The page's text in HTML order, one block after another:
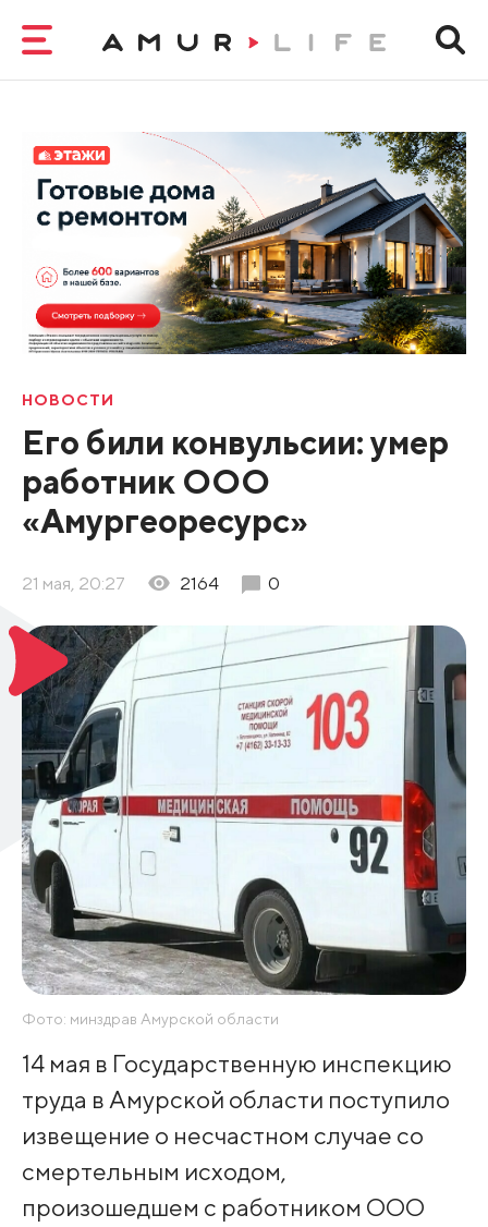
НОВОСТИ
Его били конвульсии: умер
работник ООО
«Амургеоресурс»
21 мая, 20:27 2164 0
Фото: минздрав Амурской области
14 мая в Государственную инспекцию
труда в Амурской области поступило
извещение о несчастном случае со
смертельным исходом,
произошедшем с работником ООО